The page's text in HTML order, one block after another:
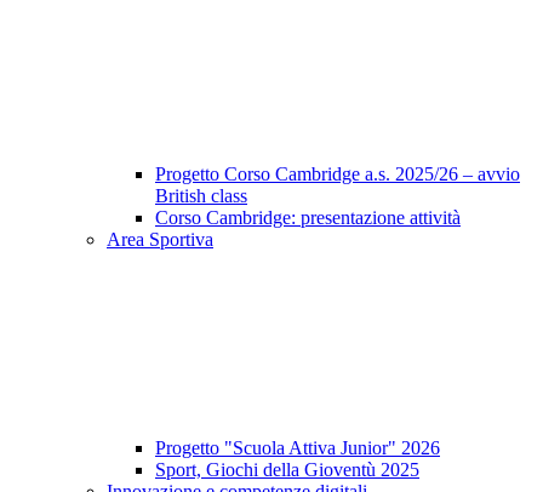
Progetto Corso Cambridge a.s. 2025/26 – avvio
British class
Corso Cambridge: presentazione attività
Area Sportiva
Progetto "Scuola Attiva Junior" 2026
Sport, Giochi della Gioventù 2025